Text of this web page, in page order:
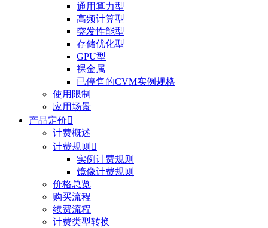
通用算力型
高频计算型
突发性能型
存储优化型
GPU型
裸金属
已停售的CVM实例规格
使用限制
应用场景
产品定价
计费概述
计费规则 
实例计费规则
镜像计费规则
价格总览
购买流程
续费流程
计费类型转换